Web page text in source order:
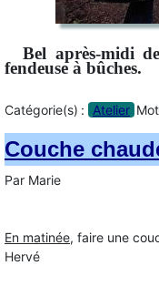
Bel après-midi
fendeuse à bûches.
Catégorie(s) :
Atelier
Couche
Par Marie
En matinée, faire une
Hervé